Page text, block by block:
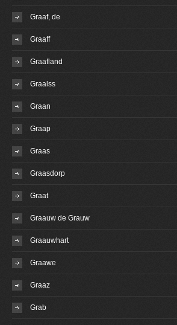
Graaf, de
Graaff
Graafland
Graalss
Graan
Graap
Graas
Graasdorp
Graat
Graauw de Grauw
Graauwhart
Graawe
Graaz
Grab